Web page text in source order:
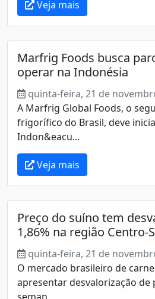
Veja mais
Marfrig Foods busca
operar na Indonésia
quinta-feira, 21 de
A Marfrig Global Foods, o
frigorífico do Brasil, deve
Indon&eacu...
Veja mais
Preço do suíno tem
1,86% na região Centro-
quinta-feira, 21 de
O mercado brasileiro de
apresentar desvalorização de